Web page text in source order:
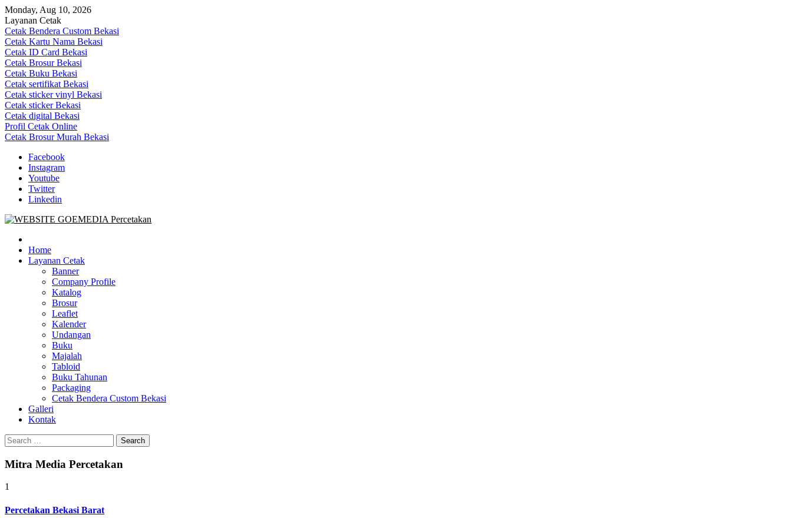
Skip
to
content
Monday, Aug 10, 2026
Layanan Cetak
Cetak Bendera Custom Bekasi
Cetak Kartu Nama Bekasi
Cetak ID Card Bekasi
Cetak Brosur Bekasi
Cetak Buku Bekasi
Cetak sertifikat Bekasi
Cetak sticker vinyl Bekasi
Cetak sticker Bekasi
Cetak digital Bekasi
Profil Cetak Online
Cetak Brosur Murah Bekasi
Facebook
Instagram
Youtube
Twitter
Linkedin
Goe Media Percetakan | 0822-4439-5599 (Call/WA)
0822-4439-5599 (Call/WA) Percetakan jasa cetak banner buku yasin invoice kartu nama label map nota spanduk stiker undangan pernikahan murah online 24 jam
Home
Layanan Cetak
Banner
Company Profile
Katalog
Brosur
Leaflet
Kalender
Undangan
Buku
Majalah
Tabloid
Buku Tahunan
Packaging
Cetak Bendera Custom Bekasi
Galleri
Kontak
Search
for:
Mitra Media Percetakan
1
Percetakan Bekasi Barat